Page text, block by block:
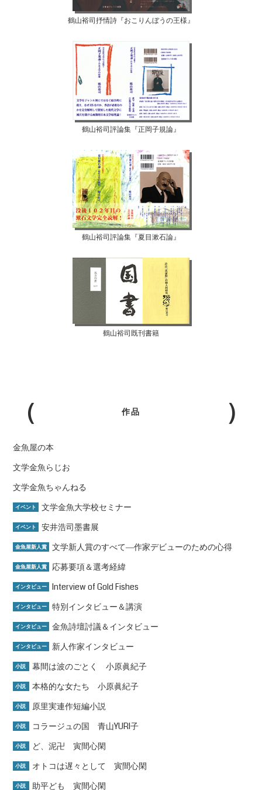
鶴山裕司抒情詩『おこりんぼうの王様』
鶴山裕司評論集『正岡子規論』
鶴山裕司評論集『夏目漱石論』
鶴山裕司既刊書籍
作品
金魚屋の本
文学金魚らじお
文学金魚ちゃんねる
イベント 文学金魚大学校セミナー
イベント 安井浩司墨書展
金魚屋新人賞 文学新人賞のすべて―作家デビューのための心得
金魚屋新人賞 応募要項＆選考経緯
インタビュー Interview of Gold Fishes
インタビュー 特別インタビュー＆講演
インタビュー 金魚詩壇討議＆インタビュー
インタビュー 新人作家インタビュー
小説 幕間は波のごとく 小原眞紀子
小説 本格的な女たち 小原眞紀子
小説 原里実連作短編小説
小説 コラージュの国 青山YURI子
小説 ど、泥卍 寅間心閑
小説 オトコは遅々として 寅間心閑
小説 助平ども 寅間心閑